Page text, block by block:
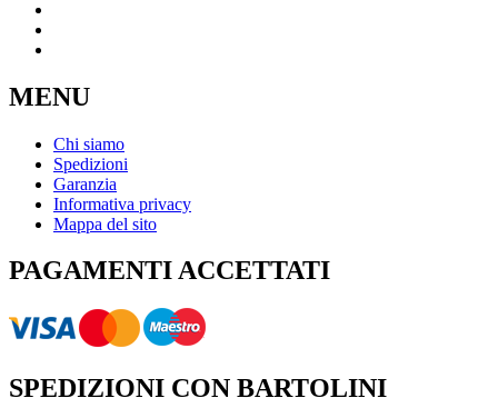
MENU
Chi siamo
Spedizioni
Garanzia
Informativa privacy
Mappa del sito
PAGAMENTI ACCETTATI
SPEDIZIONI CON BARTOLINI